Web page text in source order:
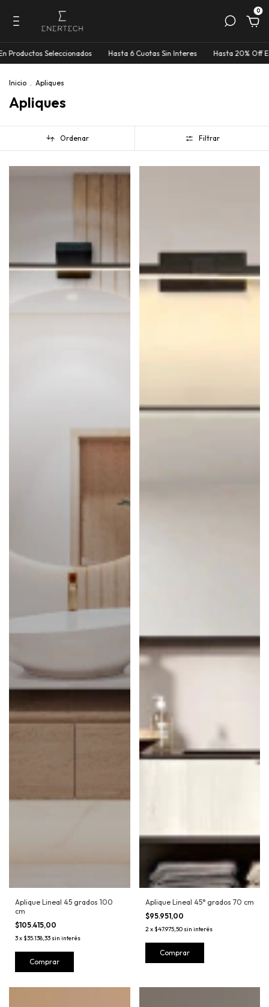
0
Hasta 6 Cuotas Sin Interes Hasta 20% Off En Productos
Inicio . Apliques
Apliques
Ordenar Filtrar
Aplique Lineal 45 grados 100
cm
$105.415,00
3x$35.138,33 sin interés
Comprar
Aplique Lineal 45° grados 70 cm
$95.951,00
2x$47.975,50 sin interés
Comprar